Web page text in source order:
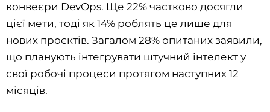
конвеєри DevOps. Ще 22% частково досягли
цієї мети, тоді як 14% роблять це лише для
нових проєктів. Загалом 28% опитаних заявили,
що планують інтегрувати штучний інтелект у
свої робочі процеси протягом наступних 12
місяців.